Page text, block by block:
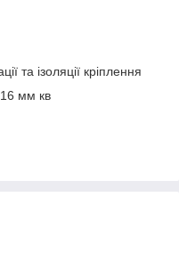
та ізоляції кріплення
мм кв